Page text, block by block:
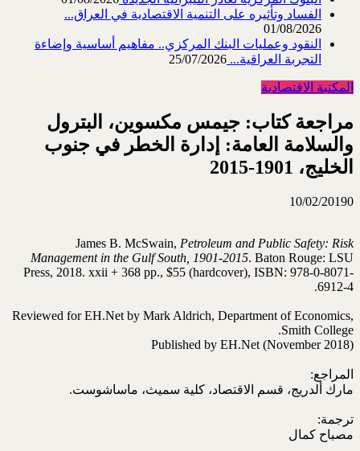
الفساد وتأثيره على التنمية الاقتصادية في العراق...
01/08/2026
النقود وعمليات البنك المركزي.. مفاهيم أساسية وإضاءة
التجربة العراقية... 25/07/2026
المكتبة الاقتصادية
مراجعة كتاب: جيمس مكسوين، البترول
والسلامة العامة: إدارة الخطر في جنوب
الخليج، 1901-2015
10/02/20190
James B. McSwain, Petroleum and Public Safety: Risk
Management in the Gulf South, 1901-2015. Baton Rouge: LSU
Press, 2018. xxii + 368 pp., $55 (hardcover), ISBN: 978-0-8071-
6912-4.
Reviewed for EH.Net by Mark Aldrich, Department of Economics,
Smith College.
Published by EH.Net (November 2018)
المراجع:
مارك ألدريج، قسم الاقتصاد، كلية سميث، ماساشوست.
ترجمة:
مصباح كمال